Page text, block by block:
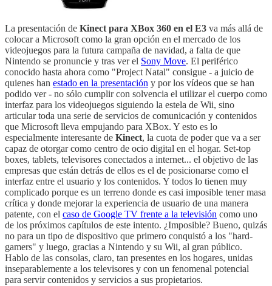
La presentación de Kinect para XBox 360 en el E3 va más allá de
colocar a Microsoft como la gran opción en el mercado de los
videojuegos para la futura campaña de navidad, a falta de que
Nintendo se pronuncie y tras ver el Sony Move. El periférico
conocido hasta ahora como "Project Natal" consigue - a juicio de
quienes han estado en la presentación y por los vídeos que se han
podido ver - no sólo cumplir con solvencia el utilizar el cuerpo como
interfaz para los videojuegos siguiendo la estela de Wii, sino
articular toda una serie de servicios de comunicación y contenidos
que Microsoft lleva empujando para XBox. Y esto es lo
especialmente interesante de Kinect, la cuota de poder que va a ser
capaz de otorgar como centro de ocio digital en el hogar. Set-top
boxes, tablets, televisores conectados a internet... el objetivo de las
empresas que están detrás de ellos es el de posicionarse como el
interfaz entre el usuario y los contenidos. Y todos lo tienen muy
complicado porque es un terreno donde es casi imposible tener masa
crítica y donde mejorar la experiencia de usuario de una manera
patente, con el caso de Google TV frente a la televisión como uno
de los próximos capítulos de este intento. ¿Imposible? Bueno, quizás
no para un tipo de dispositivo que primero conquistó a los "hard-
gamers" y luego, gracias a Nintendo y su Wii, al gran público.
Hablo de las consolas, claro, tan presentes en los hogares, unidas
inseparablemente a los televisores y con un fenomenal potencial
para servir contenidos y servicios a sus propietarios.